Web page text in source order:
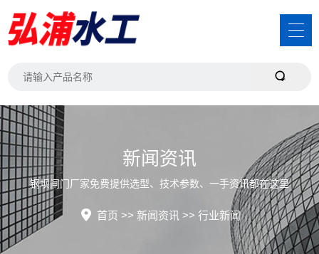
新闻资讯
钢坝闸门厂家免费提供选型、技术参数、一手资讯都在这里
首页 >> 新闻资讯 >> 行业新闻